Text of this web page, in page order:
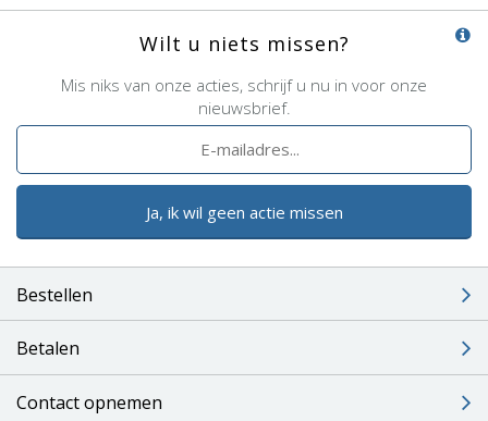
Wilt u niets missen?
Mis niks van onze acties, schrijf u nu in voor onze
nieuwsbrief.
Ja, ik wil geen actie missen
Bestellen
Betalen
Contact opnemen